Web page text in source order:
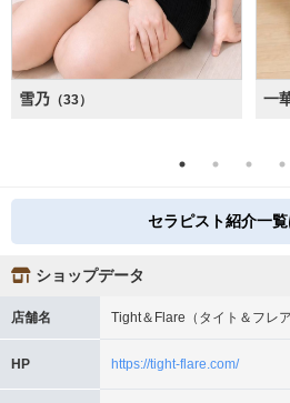
雪乃 （33） 一
セラピスト紹介一
ショップデータ
店舗名 Tight＆Flare（タイト＆フレア
HP https://tight-flare.com/